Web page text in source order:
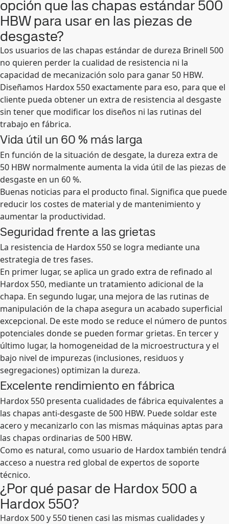
opción que las chapas estándar 500
HBW para usar en las piezas de
desgaste?
Los usuarios de las chapas estándar de dureza Brinell 500
no quieren perder la cualidad de resistencia ni la
capacidad de mecanización solo para ganar 50 HBW.
Diseñamos Hardox 550 exactamente para eso, para que el
cliente pueda obtener un extra de resistencia al desgaste
sin tener que modificar los diseños ni las rutinas del
trabajo en fábrica.
Vida útil un 60 % más larga
En función de la situación de desgate, la dureza extra de
50 HBW normalmente aumenta la vida útil de las piezas de
desgaste en un 60 %.
Buenas noticias para el producto final. Significa que puede
reducir los costes de material y de mantenimiento y
aumentar la productividad.
Seguridad frente a las grietas
La resistencia de Hardox 550 se logra mediante una
estrategia de tres fases.
En primer lugar, se aplica un grado extra de refinado al
Hardox 550, mediante un tratamiento adicional de la
chapa. En segundo lugar, una mejora de las rutinas de
manipulación de la chapa asegura un acabado superficial
excepcional. De este modo se reduce el número de puntos
potenciales donde se pueden formar grietas. En tercer y
último lugar, la homogeneidad de la microestructura y el
bajo nivel de impurezas (inclusiones, residuos y
segregaciones) optimizan la dureza.
Excelente rendimiento en fábrica
Hardox 550 presenta cualidades de fábrica equivalentes a
las chapas anti-desgaste de 500 HBW. Puede soldar este
acero y mecanizarlo con las mismas máquinas aptas para
las chapas ordinarias de 500 HBW.
Como es natural, como usuario de Hardox también tendrá
acceso a nuestra red global de expertos de soporte
técnico.
¿Por qué pasar de Hardox 500 a
Hardox 550?
Hardox 500 y 550 tienen casi las mismas cualidades y